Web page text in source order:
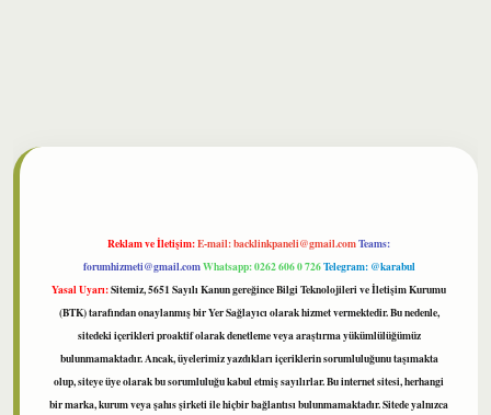
Reklam ve İletişim:E-mail:backlinkpaneli@gmail.comTeams:
forumhizmeti@gmail.comWhatsapp: 0262 606 0 726Telegram: @karabul
Yasal Uyarı:Sitemiz, 5651 Sayılı Kanun gereğince Bilgi Teknolojileri ve İletişim Kurumu
(BTK) tarafından onaylanmış bir Yer Sağlayıcı olarak hizmet vermektedir. Bu nedenle,
sitedeki içerikleri proaktif olarak denetleme veya araştırma yükümlülüğümüz
bulunmamaktadır. Ancak, üyelerimiz yazdıkları içeriklerin sorumluluğunu taşımakta
olup, siteye üye olarak bu sorumluluğu kabul etmiş sayılırlar. Bu internet sitesi, herhangi
bir marka, kurum veya şahıs şirketi ile hiçbir bağlantısı bulunmamaktadır. Sitede yalnızca